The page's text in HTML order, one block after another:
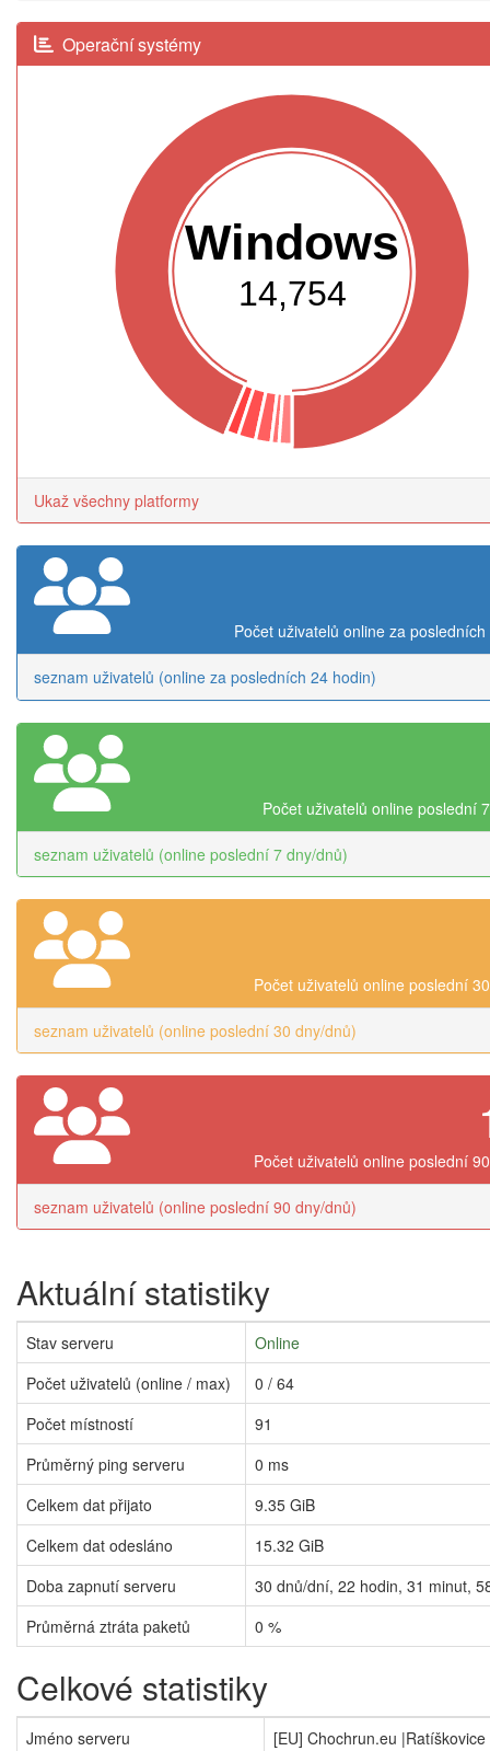
Operační systémy
Windows
14,754
Ukaž všechny platformy
Počet uživatelů online za
seznam uživatelů (online za posledních 24 hodin)
Počet uživatelů online poslední
seznam uživatelů (online poslední 7 dny/dnů)
Počet uživatelů online poslední
seznam uživatelů (online poslední 30 dny/dnů)
Počet uživatelů online poslední
seznam uživatelů (online poslední 90 dny/dnů)
Aktuální statistiky
Stav serveru
Online
Počet uživatelů (online / max)
0 / 64
Počet místností
91
Průměrný ping serveru
0 ms
Celkem dat přijato
9.35 GiB
Celkem dat odesláno
15.32 GiB
Doba zapnutí serveru
30 dnů/dní, 22 hodin, 31 minut,
Průměrná ztráta paketů
0 %
Celkové statistiky
Jméno serveru [EU] Chochrun.eu